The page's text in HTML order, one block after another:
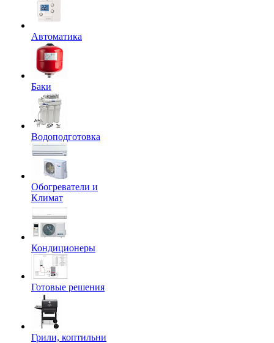
Автоматика
Баки
Водоподготовка
Обогреватели и
Климат
Кондиционеры
Готовые решения
Грили, коптильни